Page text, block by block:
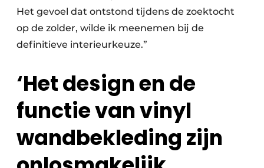
Het gevoel dat ontstond tijdens de zoektocht
op de zolder, wilde ik meenemen bij de
definitieve interieurkeuze.”
‘Het design en de
functie van vinyl
wandbekleding zijn